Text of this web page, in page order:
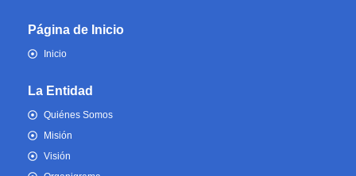
Página de Inicio
Inicio
La Entidad
Quiénes Somos
Misión
Visión